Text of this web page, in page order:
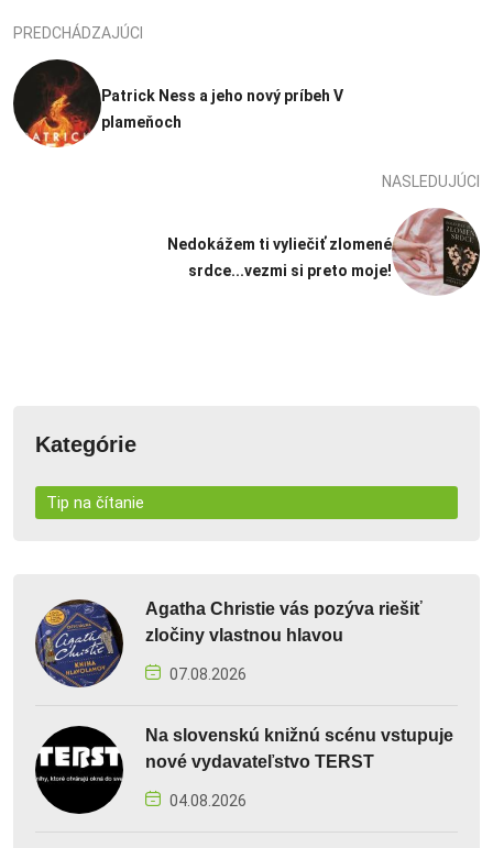
PREDCHÁDZAJÚCI
Patrick Ness a jeho nový príbeh V
plameňoch
NASLEDUJÚCI
Nedokážem ti vyliečiť zlomené
srdce...vezmi si preto moje!
Kategórie
Tip na čítanie
Agatha Christie vás pozýva riešiť
zločiny vlastnou hlavou
07.08.2026
Na slovenskú knižnú scénu vstupuje
nové vydavateľstvo TERST
04.08.2026